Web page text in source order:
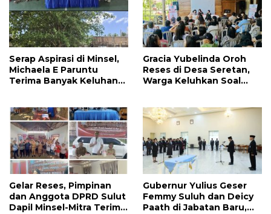
Serap Aspirasi di Minsel,
Michaela E Paruntu
Terima Banyak Keluhan
Gracia Yubelinda Oroh
Reses di Desa Seretan,
Warga Keluhkan Soal
Gelar Reses, Pimpinan
dan Anggota DPRD Sulut
Dapil Minsel-Mitra Terima
Gubernur Yulius Geser
Femmy Suluh dan Deicy
Paath di Jabatan Baru,